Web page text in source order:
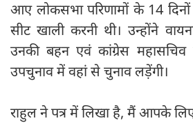
आए लोकसभा परिणामों के 14
सीट खाली करनी थी। उन्होंने
उनकी बहन एवं कांग्रेस महासचिव
उपचुनाव में वहां से चुनाव लड़ेंगी।
राहुल ने पत्र में लिखा है, मैं आपके